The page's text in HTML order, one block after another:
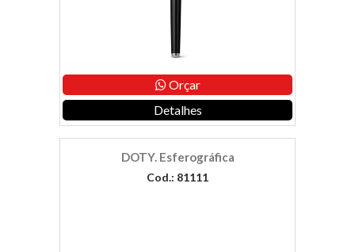
Orçar
Detalhes
DOTY. Esferográfica
Cod.: 81111